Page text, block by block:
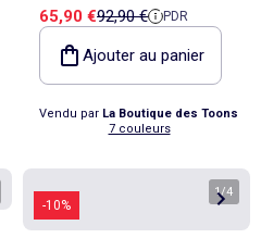
Kipling
Prix de vente
65,90 €Prix de référence
92,90 € PDR
Ajouter au panier
Vendu par La Boutique des Toons
7 couleurs
-10%
1/4